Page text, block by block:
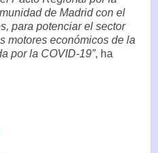
de Madrid con el
para potenciar el sector
motores económicos de la
por la COVID-19”, ha